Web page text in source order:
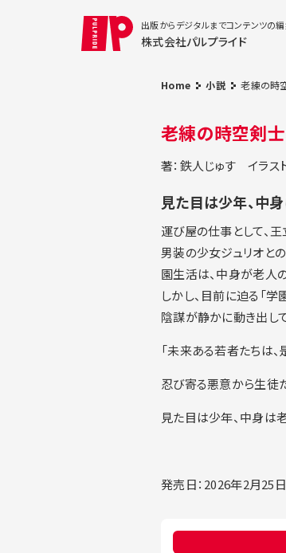
出版からデジタルまでコンテンツの
株式会社パルプライド
Home 小説 老練の時
老練の時空剣士
著：鉄人じゅす イラス
見た目は少年、中
運び屋の仕事として、
男装の少女ジュリオと
園生活は、中身が老人
しかし、目前に迫る「
陰謀が静かに動き出し
「未来ある若者たちは
忍び寄る悪意から生徒
見た目は少年、中身は
発売日：2026年2月25日